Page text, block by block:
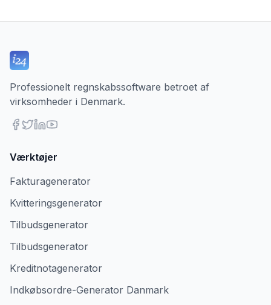
Professionelt regnskabssoftware betroet af
virksomheder i Denmark.
Værktøjer
Fakturagenerator
Kvitteringsgenerator
Tilbudsgenerator
Tilbudsgenerator
Kreditnotagenerator
Indkøbsordre-Generator Danmark